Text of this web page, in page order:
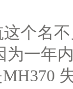
个名不
为一年